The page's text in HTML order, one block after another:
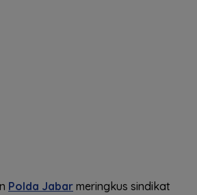
Polda Jabar meringkus sindikat